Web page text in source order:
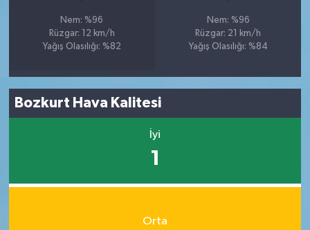
Nem: %96
Rüzgar: 12 km/h
Yağış Olasılığı: %82
Nem: %96
Rüzgar: 21 km/h
Yağış Olasılığı: %84
Bozkurt Hava Kalitesi
İyi
1
Orta